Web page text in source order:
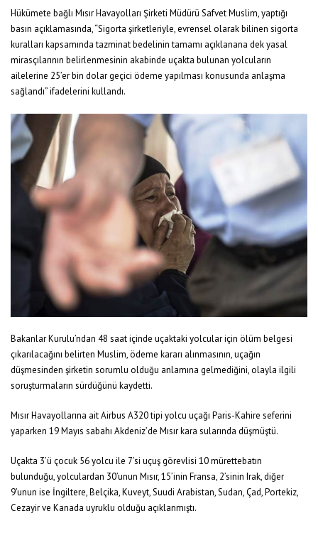
Hükümete bağlı Mısır Havayolları Şirketi Müdürü Safvet Muslim, yaptığı
basın açıklamasında, “Sigorta şirketleriyle, evrensel olarak bilinen sigorta
kuralları kapsamında tazminat bedelinin tamamı açıklanana dek yasal
mirasçılarının belirlenmesinin akabinde uçakta bulunan yolcuların
ailelerine 25’er bin dolar geçici ödeme yapılması konusunda anlaşma
sağlandı” ifadelerini kullandı.
Bakanlar Kurulu’ndan 48 saat içinde uçaktaki yolcular için ölüm belgesi
çıkarılacağını belirten Muslim, ödeme kararı alınmasının, uçağın
düşmesinden şirketin sorumlu olduğu anlamına gelmediğini, olayla ilgili
soruşturmaların sürdüğünü kaydetti.
Mısır Havayollarına ait Airbus A320 tipi yolcu uçağı Paris-Kahire seferini
yaparken 19 Mayıs sabahı Akdeniz’de Mısır kara sularında düşmüştü.
Uçakta 3’ü çocuk 56 yolcu ile 7’si uçuş görevlisi 10 mürettebatın
bulunduğu, yolculardan 30’unun Mısır, 15’inin Fransa, 2’sinin Irak, diğer
9’unun ise İngiltere, Belçika, Kuveyt, Suudi Arabistan, Sudan, Çad, Portekiz,
Cezayir ve Kanada uyruklu olduğu açıklanmıştı.